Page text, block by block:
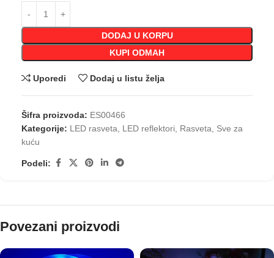
DODAJ U KORPU
KUPI ODMAH
Uporedi Dodaj u listu želja
Šifra proizvoda: ES00466
Kategorije: LED rasveta, LED reflektori, Rasveta, Sve za
kuću
Podeli:
Povezani proizvodi